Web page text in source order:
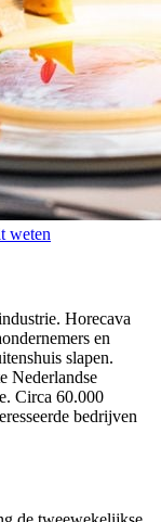
weten
Horecava
en
slapen.
Nederlandse
Circa 60.000
bedrijven